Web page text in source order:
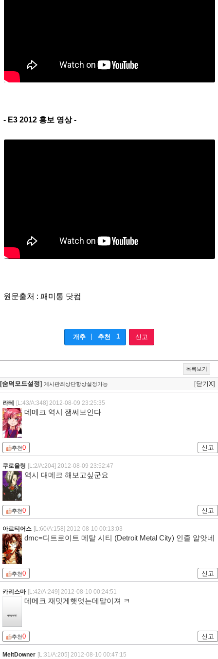
- E3 2012 홍보 영상 -
원문출처 : 패미통 닷컴
개추 추천 1 신고
목록보기
[숨덕모드설정] 게시판최상단항상설정가능 [닫기X]
라테 [L:43/A:348] 2012-08-09 23:25:35
데메크 역시 잼써보인다
추천0 신고
쿠로울링 [L:2/A:204] 2012-08-09 23:52:47
역시 대메크 해보고싶군요
추천0 신고
아르티어스 [L:60/A:158] 2012-08-10 00:13:03
dmc=디트로이트 메탈 시티 (Detroit Metal City) 인줄 알앗네
추천0 신고
카리스마 [L:42/A:249] 2012-08-10 00:24:51
데메크 재밋게햇엇는데말이져 ㅋ
추천0 신고
MeltDowner [L:31/A:205] 2012-08-10 00:47:15